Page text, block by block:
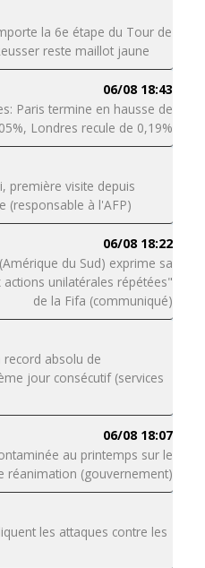
la 6e étape du Tour de
reste maillot jaune
06/08 18:43
Paris termine en hausse de
Londres recule de 0,19%
première visite depuis
(responsable à l'AFP)
06/08 18:22
du Sud) exprime sa
unilatérales répétées"
de la Fifa (communiqué)
record absolu de
jour consécutif (services
06/08 18:07
au printemps sur le
réanimation (gouvernement)
les attaques contre les